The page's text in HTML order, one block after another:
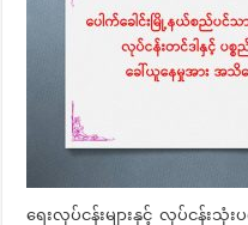
ရေးလုပ်ငန်းများနှင့် လုပ်ငန်းသုံး